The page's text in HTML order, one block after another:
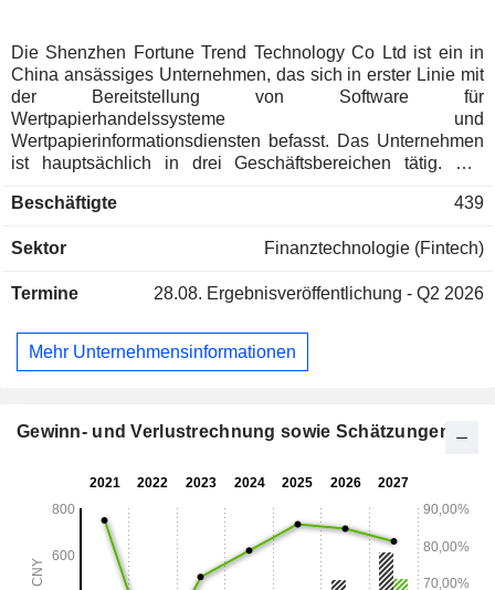
Die Shenzhen Fortune Trend Technology Co Ltd ist ein in
China ansässiges Unternehmen, das sich in erster Linie mit
der Bereitstellung von Software für
Wertpapierhandelssysteme und
Wertpapierinformationsdiensten befasst. Das Unternehmen
ist hauptsächlich in drei Geschäftsbereichen tätig. Der
mit der Forschung und Entwicklung von
intelligenten Dienstleistungssystemen und anderen
sich hauptsächlich mit der Bereitstellung von routinemäßiger
Notfallunterstützung, außerplanmäßigen Nachbesuchen,
technischer Beratung, technischen Schulungen und
mit der Bereitstellung von autorisierten
Beschäftigte 439
Sektor Finanztechnologie (Fintech)
Termine 28.08. Ergebnisveröffentlichung - Q2 2026
Mehr Unternehmensinformationen
Gewinn- und Verlustrechnung sowie Schätzungen